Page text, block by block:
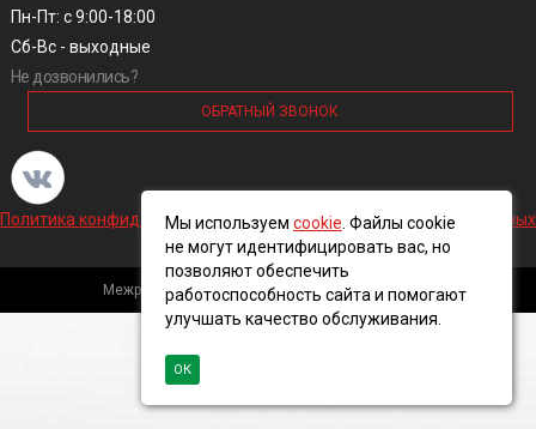
Пн-Пт: с 9:00-18:00
Сб-Вс - выходные
Не дозвонились?
ОБРАТНЫЙ ЗВОНОК
Политика конфиденциальности и обработки персональных данных
Межрегиональная кабельная компания, 2016 ©
Мы используем cookie . Файлы cookie
не могут идентифицировать вас, но
позволяют обеспечить
работоспособность сайта и помогают
улучшать качество обслуживания.
ОК